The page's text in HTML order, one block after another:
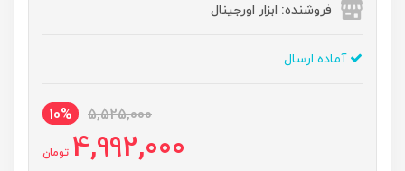
فروشنده: ابزار اورجینال
آماده ارسال
5,525,000
10%
4,992,000 تومان